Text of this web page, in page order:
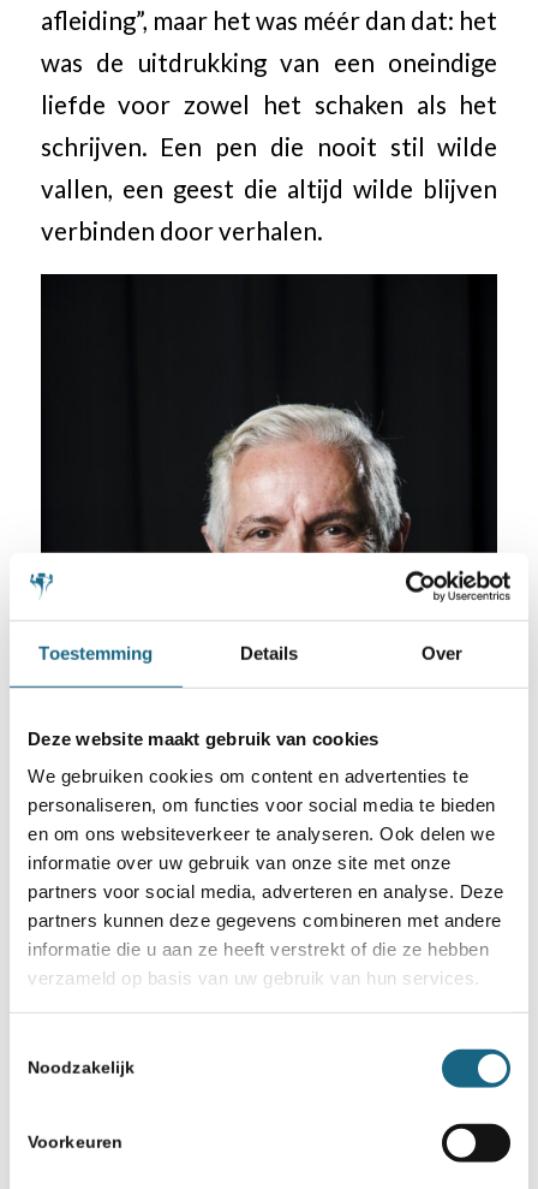
Toestemming Details Over
Deze website maakt gebruik van cookies
We gebruiken cookies om content en advertenties te
personaliseren, om functies voor social media te bieden
en om ons websiteverkeer te analyseren. Ook delen we
informatie over uw gebruik van onze site met onze
partners voor social media, adverteren en analyse. Deze
partners kunnen deze gegevens combineren met andere
informatie die u aan ze heeft verstrekt of die ze hebben
verzameld op basis van uw gebruik van hun services.
Noodzakelijk
Voorkeuren
afleiding”, maar het was méér dan dat: het
was de uitdrukking van een oneindige
liefde voor zowel het schaken als het
schrijven. Een pen die nooit stil wilde
vallen, een geest die altijd wilde blijven
verbinden door verhalen.
Frank Clevers, altijd verbonden met het schaken.
Frank laat een rijke erfenis na: niet alleen
in boeken en artikelen, maar vooral in de
mensen die hij heeft geïnspireerd. Hij
wist schaken altijd te verbinden met